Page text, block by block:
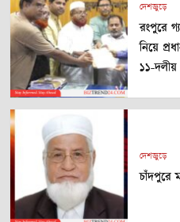
দেশজুড়ে
রংপুরে
নিয়ে
১১-
দেশজুড়ে
চাঁদপুরে